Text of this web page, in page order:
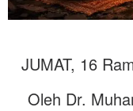
JUMAT, 16
Oleh Dr.